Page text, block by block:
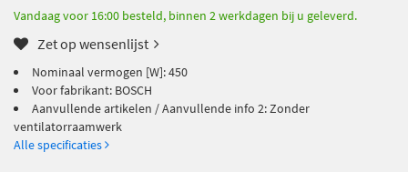
Vandaag voor 16:00 besteld, binnen 2 werkdagen bij u geleverd.
Zet op wensenlijst
Nominaal vermogen [W]: 450
Voor fabrikant: BOSCH
Aanvullende artikelen / Aanvullende info 2: Zonder
ventilatorraamwerk
Alle specificaties